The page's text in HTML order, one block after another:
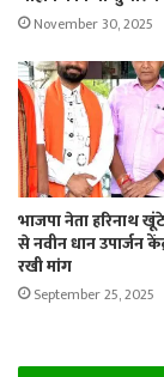
November 30, 2025
भाजपा नेता हरिनाथ खूंटे
से नवीन धान उपार्जन
रखी मांग
September 25, 2025